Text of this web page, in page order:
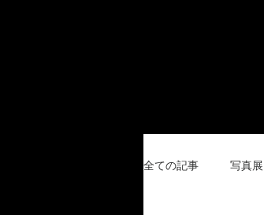
全ての記事 写真展